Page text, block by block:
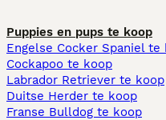
Puppies en pups te koop
Engelse Cocker Spaniel te
Cockapoo te koop
Labrador Retriever te koop
Duitse Herder te koop
Franse Bulldog te koop